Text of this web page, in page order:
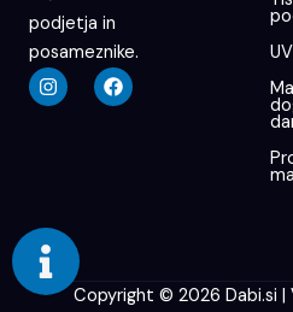
podjetja in
posameznike.
I
n
s
m
F
a
c
Copyright © 2026 Dabi.si |